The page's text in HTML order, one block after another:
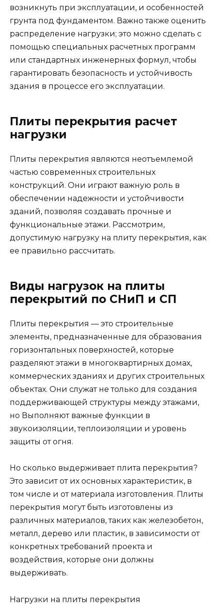
возникнуть при эксплуатации, и особенностей
грунта под фундаментом. Важно также оценить
распределение нагрузки; это можно сделать с
помощью специальных расчетных программ
или стандартных инженерных формул, чтобы
гарантировать безопасность и устойчивость
здания в процессе его эксплуатации.
Плиты перекрытия расчет
нагрузки
Плиты перекрытия являются неотъемлемой
частью современных строительных
конструкций. Они играют важную роль в
обеспечении надежности и устойчивости
зданий, позволяя создавать прочные и
функциональные этажи. Рассмотрим,
допустимую нагрузку на плиту перекрытия, как
ее правильно рассчитать.
Виды нагрузок на плиты
перекрытий по СНиП и СП
Плиты перекрытия — это строительные
элементы, предназначенные для образования
горизонтальных поверхностей, которые
разделяют этажи в многоквартирных домах,
коммерческих зданиях и других строительных
объектах. Они служат не только для создания
поддерживающей структуры между этажами,
но Выполняют важные функции в
звукоизоляции, теплоизоляции и уровень
защиты от огня.
Но сколько выдерживает плита перекрытия?
Это зависит от их основных характеристик, в
том числе и от материала изготовления. Плиты
перекрытия могут быть изготовлены из
различных материалов, таких как железобетон,
металл, дерево или пластик, в зависимости от
конкретных требований проекта и
воздействия, которые они должны
выдерживать.
Нагрузки на плиты перекрытия